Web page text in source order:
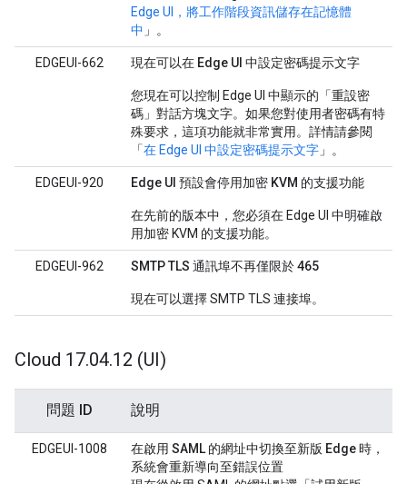
Edge UI，將工作階段資訊儲存在記憶體
中 」。
EDGEUI-662 現在可以在 Edge UI 中設定密碼提示文字
您現在可以控制 Edge UI 中顯示的「重設密
碼」對話方塊文字。如果您對使用者密碼有特
殊要求，這項功能就非常實用。詳情請參閱
「在 Edge UI 中設定密碼提示文字 」。
EDGEUI-920 Edge UI 預設會停用加密 KVM 的支援功能
在先前的版本中，您必須在 Edge UI 中明確啟
用加密 KVM 的支援功能。
EDGEUI-962 SMTP TLS 通訊埠不再僅限於 465
現在可以選擇 SMTP TLS 連接埠。
Cloud 17.04.12 (UI)
問題 ID 說明
EDGEUI-1008
在啟用 SAML 的網址中切換至新版 Edge 時，
系統會重新導向至錯誤位置